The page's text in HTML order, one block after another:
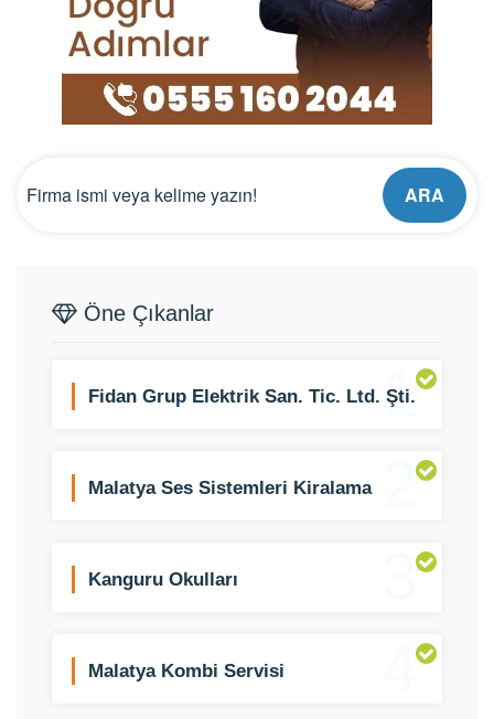
ARA
Öne Çıkanlar
1
Fidan Grup Elektrik San. Tic. Ltd. Şti.
2
Malatya Ses Sistemleri Kiralama
3
Kanguru Okulları
4
Malatya Kombi Servisi